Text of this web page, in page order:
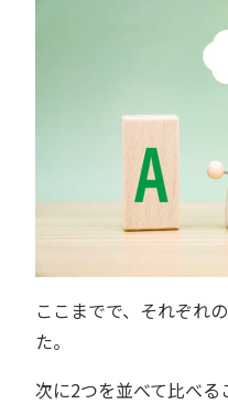
ここまでで、それぞれ
た。
次に2つを並べて比べ